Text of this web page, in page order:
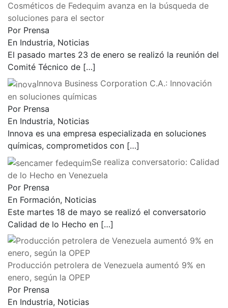
Cosméticos de Fedequim avanza en la búsqueda de
soluciones para el sector
Por Prensa
En Industria, Noticias
El pasado martes 23 de enero se realizó la reunión del
Comité Técnico de […]
Innova Business Corporation C.A.: Innovación
en soluciones químicas
Por Prensa
En Industria, Noticias
Innova es una empresa especializada en soluciones
químicas, comprometidos con […]
Se realiza conversatorio: Calidad
de lo Hecho en Venezuela
Por Prensa
En Formación, Noticias
Este martes 18 de mayo se realizó el conversatorio
Calidad de lo Hecho en […]
Producción petrolera de Venezuela aumentó 9% en
enero, según la OPEP
Por Prensa
En Industria, Noticias